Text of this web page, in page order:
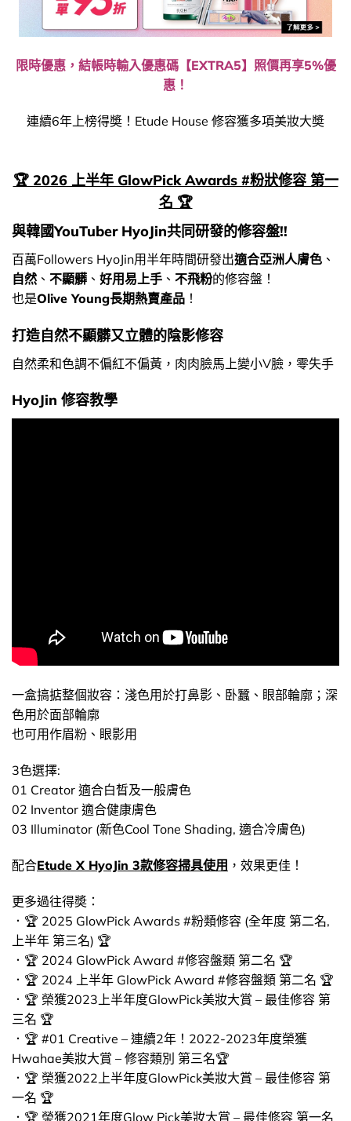
限時優惠，結帳時輸入優惠碼【EXTRA5】照價再享5%優
惠！
連續6年上榜得奬！Etude House 修容獲多項美妝大奬
🏆 2026 上半年 GlowPick Awards #粉狀修容 第一
名 🏆
與韓國YouTuber HyoJin共同研發的修容盤!!
百萬Followers HyoJin用半年時間研發出適合亞洲人膚色 、
自然 、 不顯髒 、 好用易上手 、 不飛粉的修容盤！
也是Olive Young長期熱賣產品 ！
打造自然不顯髒又立體的陰影修容
自然柔和色調不偏紅不偏黃，肉肉臉馬上變小V臉，零失手
HyoJin 修容教學
一盒搞掂整個妝容：淺色用於打鼻影、卧蠶、眼部輪廓；深
色用於面部輪廓
也可用作眉粉、眼影用
3色選擇:
01 Creator 適合白晳及一般膚色
02 Inventor 適合健康膚色
03 Illuminator (新色Cool Tone Shading, 適合冷膚色)
配合Etude X HyoJin 3款修容掃具使用 ，效果更佳！
更多過往得奬：
．🏆 2025 GlowPick Awards #粉類修容 (全年度 第二名,
上半年 第三名) 🏆
．🏆 2024 GlowPick Award #修容盤類 第二名 🏆
．🏆 2024 上半年 GlowPick Award #修容盤類 第二名 🏆
．🏆 榮獲2023上半年度GlowPick美妝大賞 – 最佳修容 第
三名 🏆
．🏆 #01 Creative – 連續2年！2022-2023年度榮獲
Hwahae美妝大賞 – 修容類別 第三名🏆
．🏆 榮獲2022上半年度GlowPick美妝大賞 – 最佳修容 第
一名 🏆
．🏆 榮獲2021年度Glow Pick美妝大賞 – 最佳修容 第一名